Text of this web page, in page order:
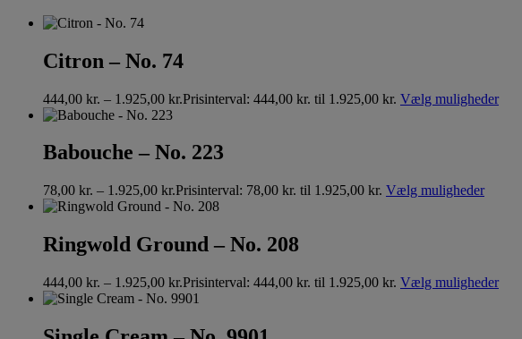
Citron – No. 74
444,00 kr. – 1.925,00 kr.Prisinterval: 444,00 kr. til 1.925,00 kr. Vælg muligheder
Babouche – No. 223
78,00 kr. – 1.925,00 kr.Prisinterval: 78,00 kr. til 1.925,00 kr. Vælg muligheder
Ringwold Ground – No. 208
444,00 kr. – 1.925,00 kr.Prisinterval: 444,00 kr. til 1.925,00 kr. Vælg muligheder